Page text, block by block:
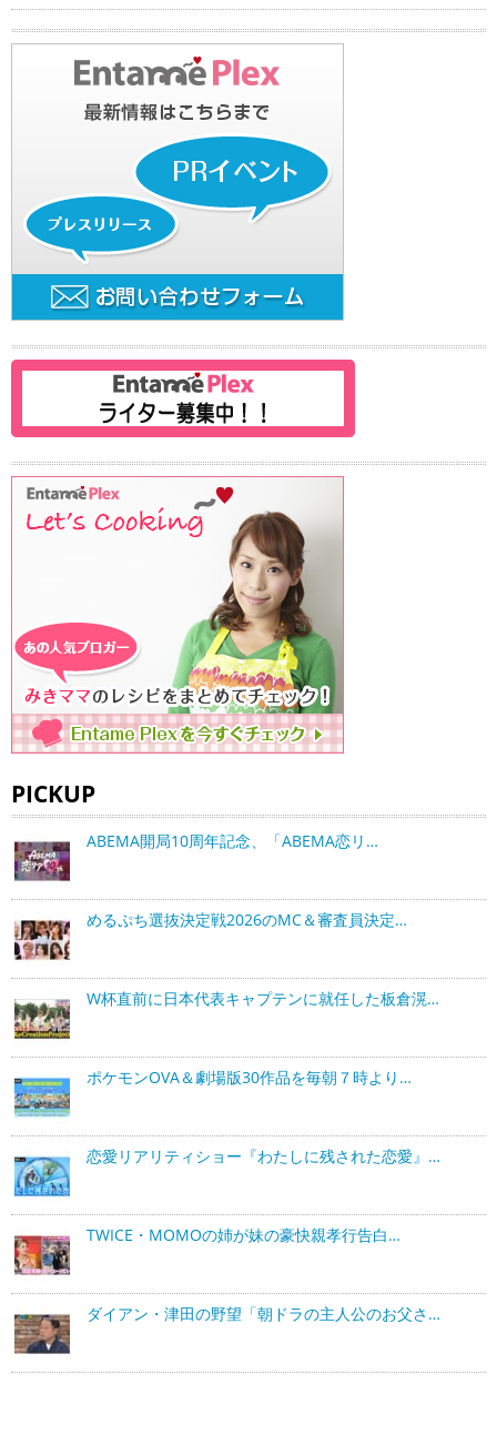
PICKUP
ABEMA開局10周年記念、「ABEMA恋リ…
めるぷち選抜決定戦2026のMC＆審査員決定…
W杯直前に日本代表キャプテンに就任した板倉滉…
ポケモンOVA＆劇場版30作品を毎朝７時より…
恋愛リアリティショー『わたしに残された恋愛』…
TWICE・MOMOの姉が妹の豪快親孝行告白…
ダイアン・津田の野望「朝ドラの主人公のお父さ…